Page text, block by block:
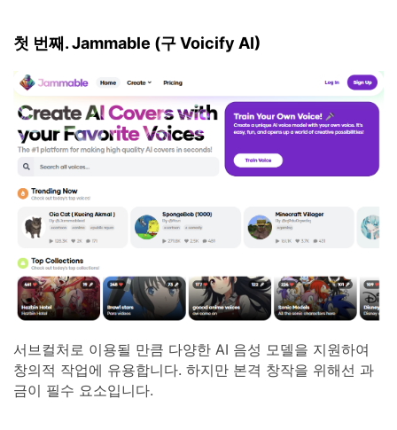
첫 번째. Jammable (구 Voicify AI)
서브컬처로 이용될 만큼 다양한 AI 음성 모델을 지원하여
창의적 작업에 유용합니다. 하지만 본격 창작을 위해선 과
금이 필수 요소입니다.